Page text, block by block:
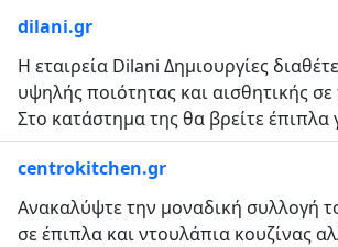
dilani.gr
Η εταιρεία Dilani Δημιουργίες
υψηλής ποιότητας και αισθητικής σε
Στο κατάστημα της θα βρείτε έπιπλα
centrokitchen.gr
Ανακαλύψτε την μοναδική συλλογή
σε έπιπλα και ντουλάπια κουζίνας